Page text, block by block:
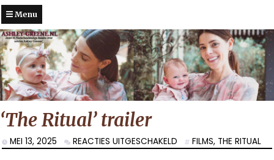
Menu
‘The Ritual’ trailer
MEI 13, 2025 REACTIES UITGESCHAKELD VOOR
‘THE
FILMS, THE RITUAL